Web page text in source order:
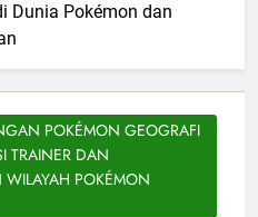
Dunia Pokémon dan
POKÉMON GEOGRAFI
TRAINER DAN
POKÉMON